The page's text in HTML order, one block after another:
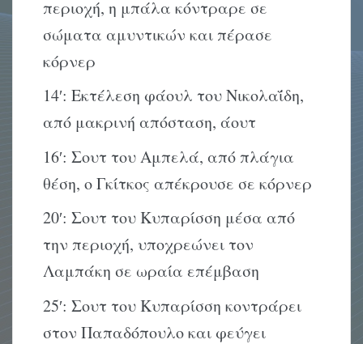
περιοχή, η μπάλα κόντραρε σε
σώματα αμυντικών και πέρασε
κόρνερ
14′: Εκτέλεση φάουλ του Νικολαΐδη,
από μακρινή απόσταση, άουτ
16′: Σουτ του Αμπελά, από πλάγια
θέση, ο Γκίτκος απέκρουσε σε κόρνερ
20′: Σουτ του Κυπαρίσση μέσα από
την περιοχή, υποχρεώνει τον
Λαμπάκη σε ωραία επέμβαση
25′: Σουτ του Κυπαρίσση κοντράρει
στον Παπαδόπουλο και φεύγει